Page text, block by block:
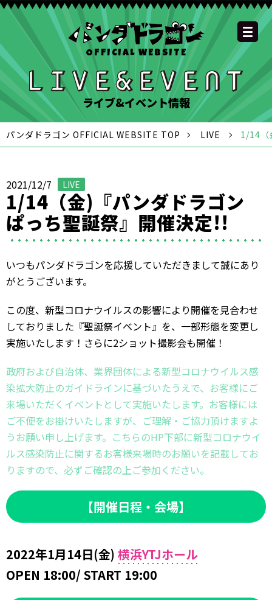
OFFICIAL WEBSITEOFFICIAL SITE TOP
NEWS MEMBER
SCHEDULE DISCOGRAPHY
GOODS
FAQ CONTACT
YOUTUBE
CHANNEL
INSTAGRAM
OFFICIAL
TWITTER
OFFICIAL LINE
ACCOUNT
OFFICIAL
TIKTOK
ライブ&イベント情報
パンダドラゴン OFFICIAL WEBSITE TOP LIVE 1/14（
2021/12/7 LIVE
1/14（金)『パンダドラゴン
ぱっち聖誕祭』開催決定!!
いつもパンダドラゴンを応援していただきまして誠にあり
がとうございます。
この度、新型コロナウイルスの影響により開催を見合わせ
しておりました『聖誕祭イベント』を、一部形態を変更し
実施いたします！さらに2ショット撮影会も開催！
政府および自治体、業界団体による新型コロナウイルス感
染拡大防止のガイドラインに基づいたうえで、お客様にご
来場いただくイベントとして実施いたします。お客様には
ご不便をお掛けいたしますが、ご理解・ご協力頂けますよ
うお願い申し上げます。こちらのHP下部に新型コロナウイ
ルス感染防止に関するお客様来場時のお願いを記載してお
りますので、必ずご確認の上ご参加ください。
【開催日程・会場】
2022年1月14日(金) 横浜YTJホール
OPEN 18:00/ START 19:00